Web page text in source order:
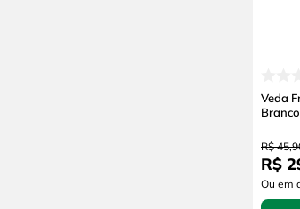
Veda
Branco
R$ 45,
R$
Ou em